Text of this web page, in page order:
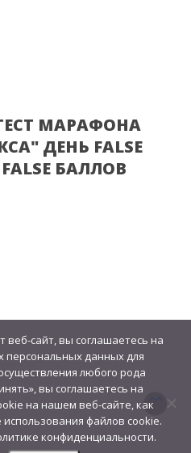
МАРАФОНА
ДЕНЬ FALSE
FALSE БАЛЛОВ
веб-сайт, вы соглашаетесь на
персональных данных для
любого рода
вы соглашаетесь на
на нашем веб-сайте, как
файлов cookie.
конфиденциальности.